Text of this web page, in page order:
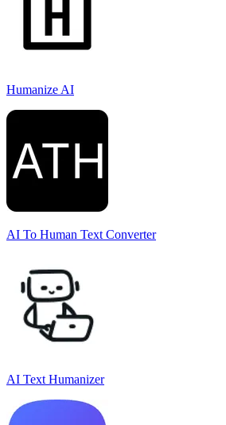
Humanize AI
AI To Human Text Converter
AI Text Humanizer